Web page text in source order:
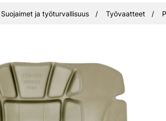
Suojaimet ja työturvallisuus Työvaatteet